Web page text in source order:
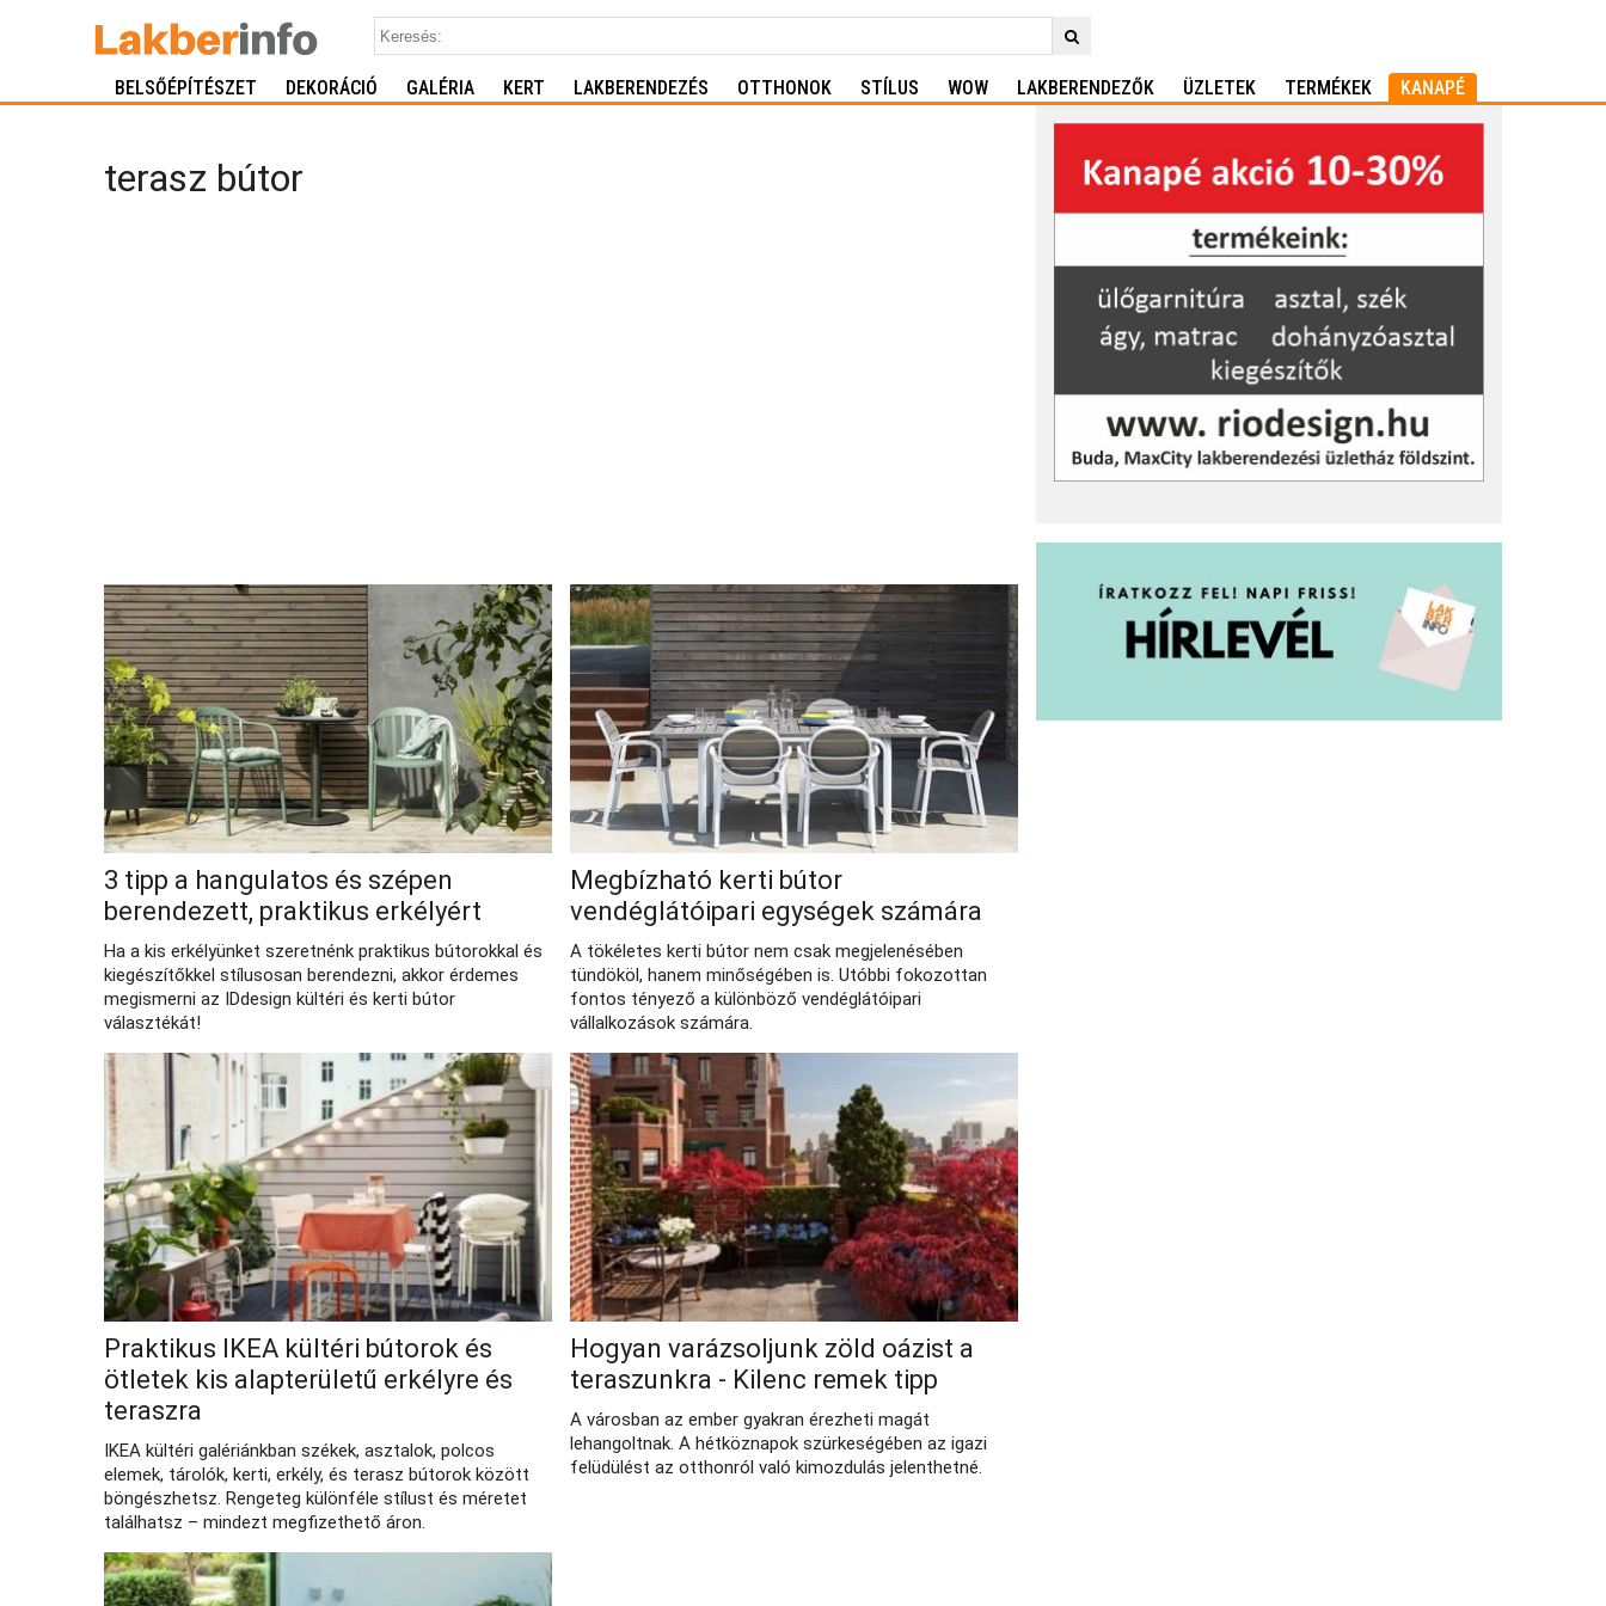
BELSŐÉPÍTÉSZET DEKORÁCIÓ GALÉRIA KERT LAKBERENDEZÉS OTTHONOK STÍLUS WOW LAKBERENDEZŐK ÜZLETEK TERMÉKEK KANAPÉ
terasz bútor
3 tipp a hangulatos és szépen
berendezett, praktikus erkélyért
Ha a kis erkélyünket szeretnénk praktikus bútorokkal és
kiegészítőkkel stílusosan berendezni, akkor érdemes
megismerni az IDdesign kültéri és kerti bútor
választékát!
Megbízható kerti bútor
vendéglátóipari egységek számára
A tökéletes kerti bútor nem csak megjelenésében
tündököl, hanem minőségében is. Utóbbi fokozottan
fontos tényező a különböző vendéglátóipari
vállalkozások számára.
Praktikus IKEA kültéri bútorok és
ötletek kis alapterületű erkélyre és
teraszra
IKEA kültéri galériánkban székek, asztalok, polcos
elemek, tárolók, kerti, erkély, és terasz bútorok között
böngészhetsz. Rengeteg különféle stílust és méretet
találhatsz – mindezt megfizethető áron.
Hogyan varázsoljunk zöld oázist a
teraszunkra - Kilenc remek tipp
A városban az ember gyakran érezheti magát
lehangoltnak. A hétköznapok szürkeségében az igazi
felüdülést az otthonról való kimozdulás jelenthetné.